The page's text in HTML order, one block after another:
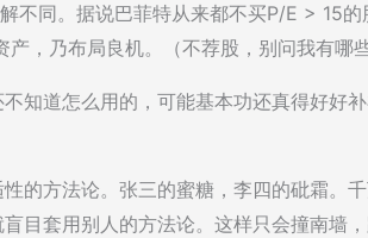
不同。据说巴菲特从来都不买P/E > 15
，乃布局良机。（不荐股，别问我有哪些
知道怎么用的，可能基本功还真得好好
的方法论。张三的蜜糖，李四的砒霜。
目套用别人的方法论。这样只会撞南墙，